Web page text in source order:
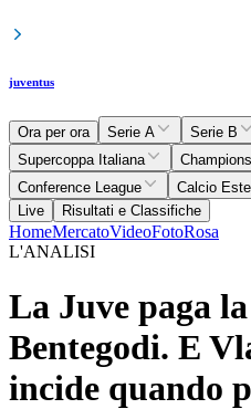
juventus
Ora per ora Serie A Serie B
Supercoppa Italiana
Conference League
Calcio
Live
Risultati e Classifiche
HomeMercatoVideoFotoRosa
L'ANALISI
La Juve paga
Bentegodi. E
incide quando